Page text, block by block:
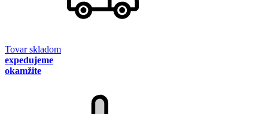
Tovar skladom
expedujeme
okamžite